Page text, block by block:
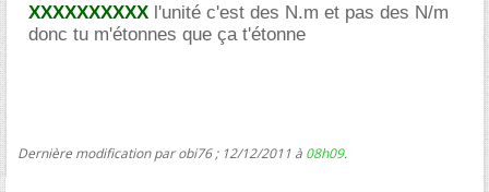
XXXXXXXXXX l'unité c'est des N.m et pas des N/m
donc tu m'étonnes que ça t'étonne
Dernière modification par obi76 ; 12/12/2011 à 08h09.